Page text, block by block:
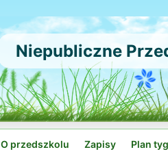
Niepubliczne
O przedszkolu Zapisy Plan